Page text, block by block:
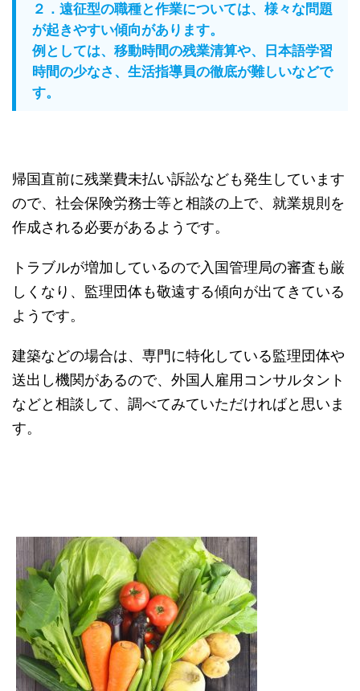
２．遠征型の職種と作業については、様々な問題
が起きやすい傾向があります。
例としては、移動時間の残業清算や、日本語学習
時間の少なさ、生活指導員の徹底が難しいなどで
す。
帰国直前に残業費未払い訴訟なども発生しています
ので、社会保険労務士等と相談の上で、就業規則を
作成される必要があるようです。
トラブルが増加しているので入国管理局の審査も厳
しくなり、監理団体も敬遠する傾向が出てきている
ようです。
建築などの場合は、専門に特化している監理団体や
送出し機関があるので、外国人雇用コンサルタント
などと相談して、調べてみていただければと思いま
す。